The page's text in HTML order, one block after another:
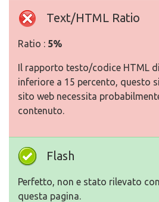
Text/HTML Ratio
Ratio : 5%
Il rapporto testo/codice HTML
inferiore a 15 percento, questo
sito web necessita
contenuto.
Flash
Perfetto, non e stato rilevato
questa pagina.